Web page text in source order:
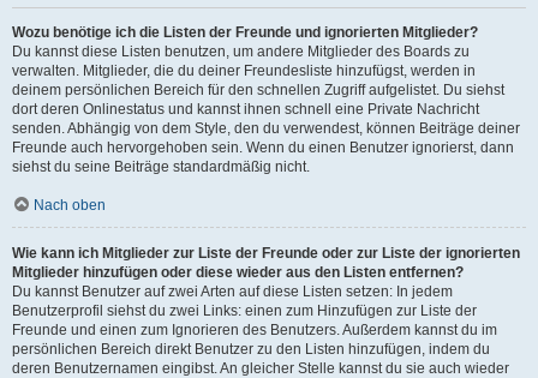
Wozu benötige ich die Listen der Freunde und ignorierten Mitglieder?
Du kannst diese Listen benutzen, um andere Mitglieder des Boards zu
verwalten. Mitglieder, die du deiner Freundesliste hinzufügst, werden in
deinem persönlichen Bereich für den schnellen Zugriff aufgelistet. Du siehst
dort deren Onlinestatus und kannst ihnen schnell eine Private Nachricht
senden. Abhängig von dem Style, den du verwendest, können Beiträge deiner
Freunde auch hervorgehoben sein. Wenn du einen Benutzer ignorierst, dann
siehst du seine Beiträge standardmäßig nicht.
Nach oben
Wie kann ich Mitglieder zur Liste der Freunde oder zur Liste der ignorierten
Mitglieder hinzufügen oder diese wieder aus den Listen entfernen?
Du kannst Benutzer auf zwei Arten auf diese Listen setzen: In jedem
Benutzerprofil siehst du zwei Links: einen zum Hinzufügen zur Liste der
Freunde und einen zum Ignorieren des Benutzers. Außerdem kannst du im
persönlichen Bereich direkt Benutzer zu den Listen hinzufügen, indem du
deren Benutzernamen eingibst. An gleicher Stelle kannst du sie auch wieder